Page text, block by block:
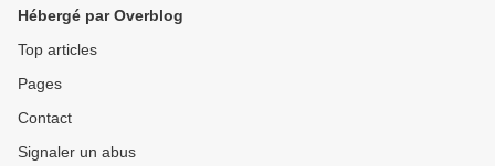
Hébergé par Overblog
Top articles
Pages
Contact
Signaler un abus